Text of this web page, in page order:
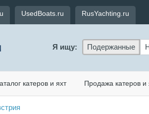
UsedBoats.ru RusYachting.ru
Я ищу: Подержанные
катеров и яхт Продажа катеров и